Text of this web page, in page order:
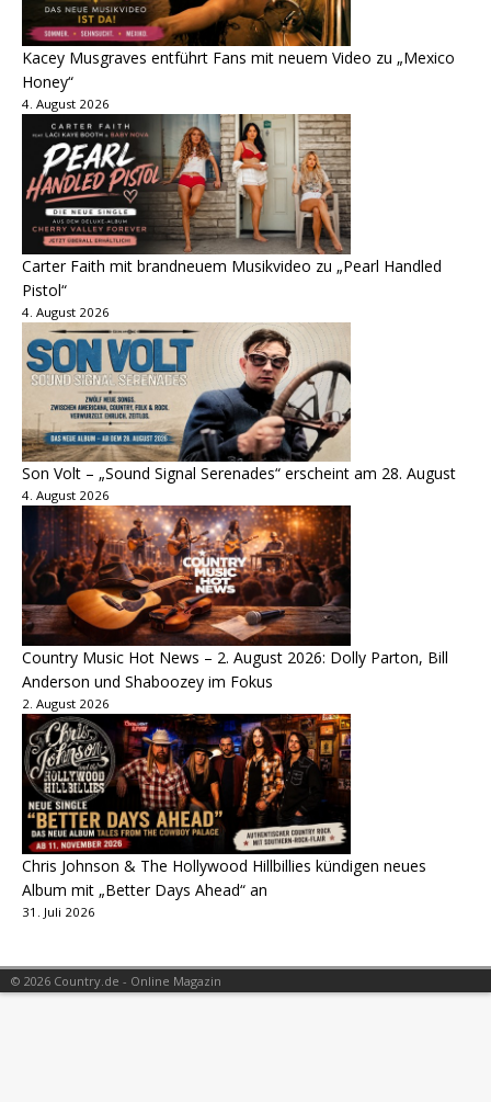
Kacey Musgraves entführt Fans mit neuem Video zu „Mexico
Honey“
4. August 2026
Carter Faith mit brandneuem Musikvideo zu „Pearl Handled
Pistol“
4. August 2026
Son Volt – „Sound Signal Serenades“ erscheint am 28. August
4. August 2026
Country Music Hot News – 2. August 2026: Dolly Parton, Bill
Anderson und Shaboozey im Fokus
2. August 2026
Chris Johnson & The Hollywood Hillbillies kündigen neues
Album mit „Better Days Ahead“ an
31. Juli 2026
© 2026 Country.de - Online Magazin